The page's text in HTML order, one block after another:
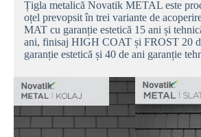
Țigla metalică Novatik METAL este
oțel prevopsit în trei variante de
MAT cu garanție estetică 15 ani și
ani, finisaj HIGH COAT și FROST 20
garanție estetică și 40 de ani garanție